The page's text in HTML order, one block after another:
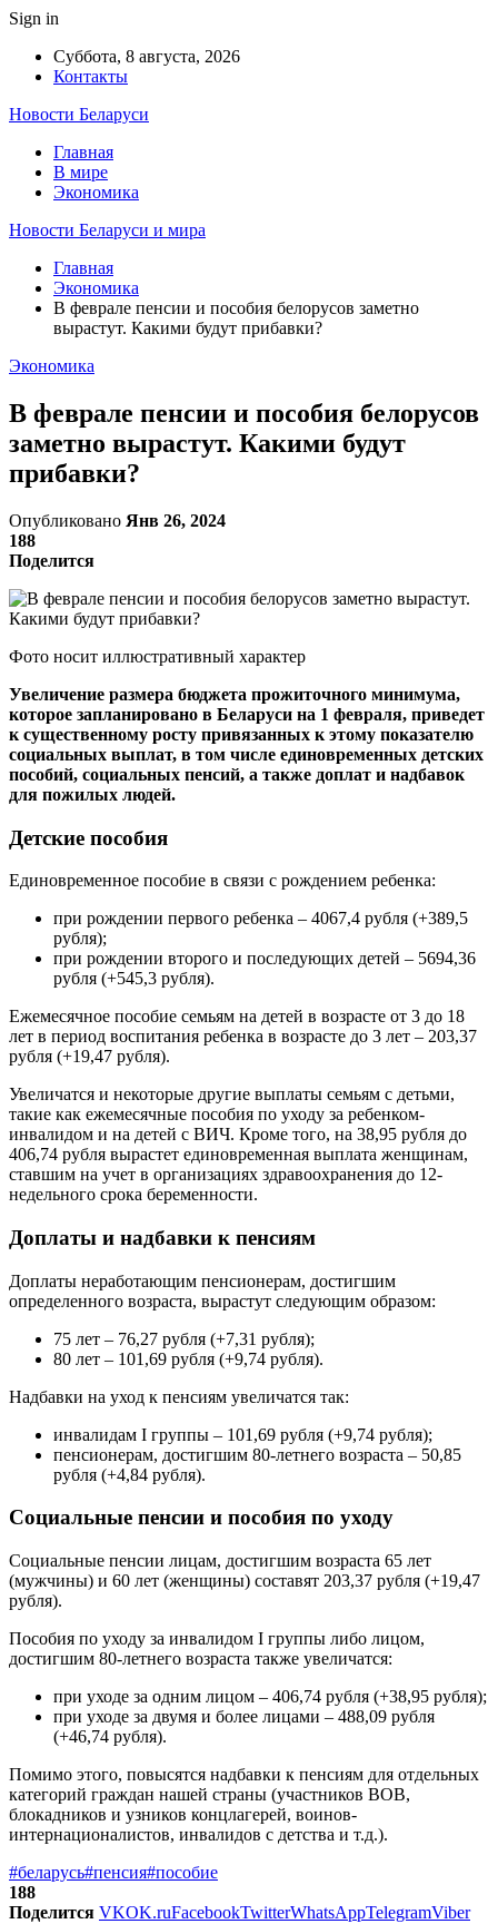
Sign in
Суббота, 8 августа, 2026
Контакты
Новости Беларуси
Главная
В мире
Экономика
Новости Беларуси и мира
Главная
Экономика
В феврале пенсии и пособия белорусов заметно
вырастут. Какими будут прибавки?
Экономика
В феврале пенсии и пособия белорусов
заметно вырастут. Какими будут
прибавки?
Опубликовано Янв 26, 2024
188
Поделится
Фото носит иллюстративный характер
Увеличение размера бюджета прожиточного минимума,
которое запланировано в Беларуси на 1 февраля, приведет
к существенному росту привязанных к этому показателю
социальных выплат, в том числе единовременных детских
пособий, социальных пенсий, а также доплат и надбавок
для пожилых людей.
Детские пособия
Единовременное пособие в связи с рождением ребенка:
при рождении первого ребенка – 4067,4 рубля (+389,5
рубля);
при рождении второго и последующих детей – 5694,36
рубля (+545,3 рубля).
Ежемесячное пособие семьям на детей в возрасте от 3 до 18
лет в период воспитания ребенка в возрасте до 3 лет – 203,37
рубля (+19,47 рубля).
Увеличатся и некоторые другие выплаты семьям с детьми,
такие как ежемесячные пособия по уходу за ребенком-
инвалидом и на детей с ВИЧ. Кроме того, на 38,95 рубля до
406,74 рубля вырастет единовременная выплата женщинам,
ставшим на учет в организациях здравоохранения до 12-
недельного срока беременности.
Доплаты и надбавки к пенсиям
Доплаты неработающим пенсионерам, достигшим
определенного возраста, вырастут следующим образом:
75 лет – 76,27 рубля (+7,31 рубля);
80 лет – 101,69 рубля (+9,74 рубля).
Надбавки на уход к пенсиям увеличатся так:
инвалидам I группы – 101,69 рубля (+9,74 рубля);
пенсионерам, достигшим 80-летнего возраста – 50,85
рубля (+4,84 рубля).
Социальные пенсии и пособия по уходу
Социальные пенсии лицам, достигшим возраста 65 лет
(мужчины) и 60 лет (женщины) составят 203,37 рубля (+19,47
рубля).
Пособия по уходу за инвалидом I группы либо лицом,
достигшим 80-летнего возраста также увеличатся:
при уходе за одним лицом – 406,74 рубля (+38,95 рубля);
при уходе за двумя и более лицами – 488,09 рубля
(+46,74 рубля).
Помимо этого, повысятся надбавки к пенсиям для отдельных
категорий граждан нашей страны (участников ВОВ,
блокадников и узников концлагерей, воинов-
интернационалистов, инвалидов с детства и т.д.).
#беларусь#пенсия#пособие
188
Поделится VKOK.ruFacebookTwitterWhatsAppTelegramViber